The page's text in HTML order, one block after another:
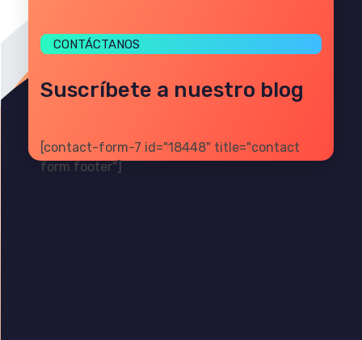
CONTÁCTANOS
Suscríbete a nuestro blog
[contact-form-7 id="18448" title="contact
form footer"]